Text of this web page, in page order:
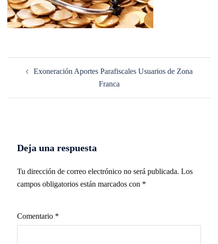
Exoneración Aportes Parafiscales Usuarios de Zona
Franca
Deja una respuesta
Tu dirección de correo electrónico no será publicada. Los
campos obligatorios están marcados con *
Comentario *